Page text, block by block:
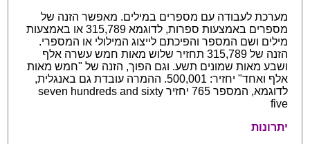
מערכת לעבודה עם מספרים במילים. מאפשר הזנה של
מספרים באמצעות ספרות, לדוגמא 315,789 או באמצעות
מילים ושם המספר והפיכתם לייצוג המילולי או המספרי.
הזנה של 315,789 תחזיר שלוש מאות חמש עשרה אלף
ושבע מאות שמונים תשע. וגם הפוך, הזנה של "חמש מאות
אלף ואחד" יחזיר: 500,001. ההמרה עובדת גם באנגלית,
לדוגמא, המספר 765 יחזיר seven hundreds and sixty
five
יתרונות